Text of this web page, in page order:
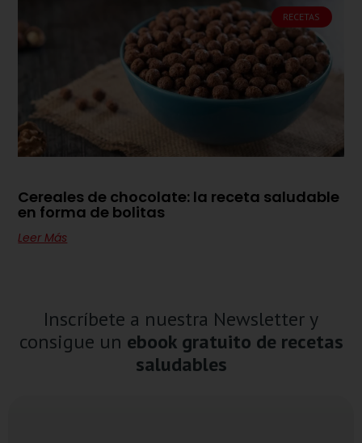
RECETAS
Cereales de chocolate: la receta saludable
en forma de bolitas
Leer Más
Inscríbete a nuestra Newsletter y
consigue un ebook gratuito de recetas
saludables